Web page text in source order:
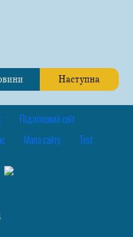
Наступна
Підлітковий світ
Мапа сайту Test